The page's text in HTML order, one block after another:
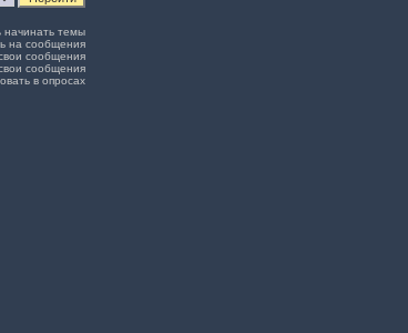
начинать темы
на сообщения
сообщения
сообщения
в опросах